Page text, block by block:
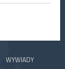
WYWIADY